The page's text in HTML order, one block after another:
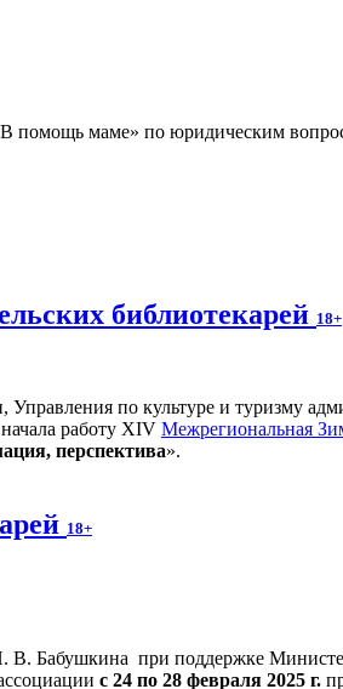
помощь маме» по юридическим
библиотекарей 18+
по культуре и туризму
работу XIV Межрегиональная
перспектива».
18+
В. Бабушкина при поддержке
с 24 по 28 февраля 2025 г.